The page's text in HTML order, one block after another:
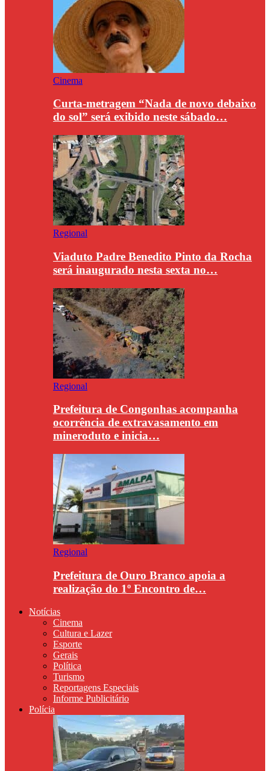
Cinema
Curta-metragem “Nada de novo debaixo
do sol” será exibido neste sábado…
Regional
Viaduto Padre Benedito Pinto da Rocha
será inaugurado nesta sexta no…
Regional
Prefeitura de Congonhas acompanha
ocorrência de extravasamento em
mineroduto e inicia…
Regional
Prefeitura de Ouro Branco apoia a
realização do 1º Encontro de…
Notícias
Cinema
Cultura e Lazer
Esporte
Gerais
Política
Turismo
Reportagens Especiais
Informe Publicitário
Polícia